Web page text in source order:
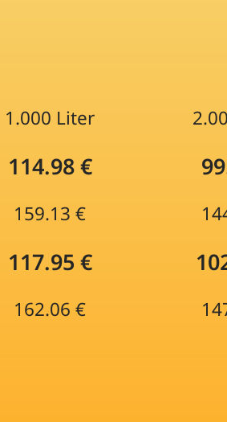
1.000 Liter
114.98 €
159.13 €
117.95 €
162.06 €